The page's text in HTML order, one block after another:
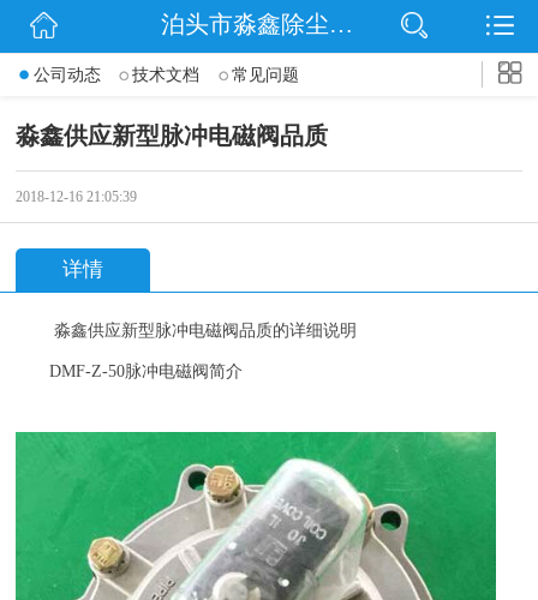
网站首页
泊头市淼鑫除尘配件销售处
公司动态 技术文档 常见问题
淼鑫供应新型脉冲电磁阀品质
2018-12-16 21:05:39
详情
淼鑫供应新型脉冲电磁阀品质的详细说明
DMF-Z-50脉冲电磁阀简介